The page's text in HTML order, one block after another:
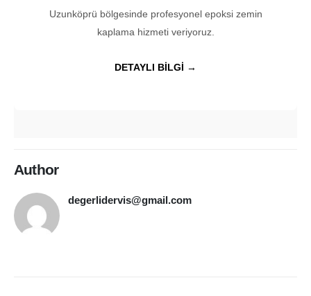
Uzunköprü bölgesinde profesyonel epoksi zemin
kaplama hizmeti veriyoruz.
DETAYLI BİLGİ →
Author
degerlidervis@gmail.com